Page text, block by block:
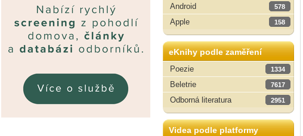
Android 578
Apple 158
eKnihy podle zaměření
Poezie
1334
Beletrie 7617
Odborná literatura 2951
Videa podle platformy